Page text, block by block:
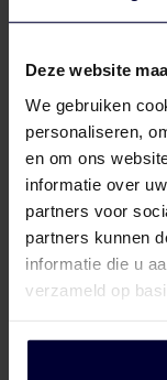
Deze website
We gebruiken
personaliseren,
en om ons
informatie over
partners voor
partners kunnen
informatie die u
verzameld op
CBL